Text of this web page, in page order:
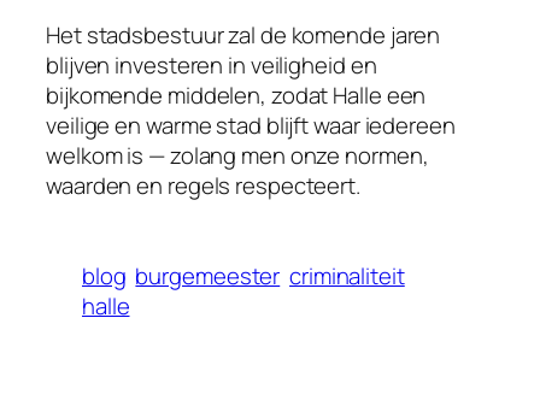
Het stadsbestuur zal de komende jaren
blijven investeren in veiligheid en
bijkomende middelen, zodat Halle een
veilige en warme stad blijft waar iedereen
welkom is — zolang men onze normen,
waarden en regels respecteert.
blog burgemeester criminaliteit
halle